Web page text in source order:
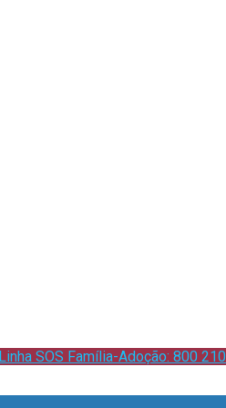
Linha SOS Família-Adoção: 800 210